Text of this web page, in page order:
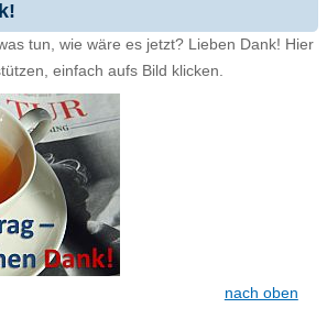
tun, wie wäre es jetzt? Lieben Dank! Hier
einfach aufs Bild klicken.
nach oben